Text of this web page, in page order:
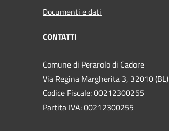
Documenti e dati
CONTATTI
Comune di Perarolo di Cadore
Via Regina Margherita 3, 32010 (BL)
Codice Fiscale: 00212300255
Partita IVA: 00212300255